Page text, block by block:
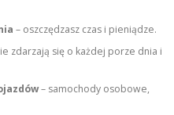
– oszczędzasz czas i pieniądze.
zdarzają się o każdej porze dnia i
– samochody osobowe,